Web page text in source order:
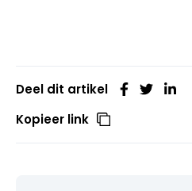
Deel dit artikel
Kopieer link